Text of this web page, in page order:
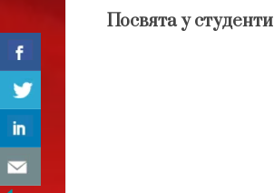
Посвята у студенти